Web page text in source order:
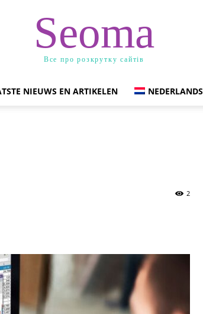
Seoma
Все про розкрутку сайтів
NIEUWS EN ARTIKELEN NEDERLANDS
2